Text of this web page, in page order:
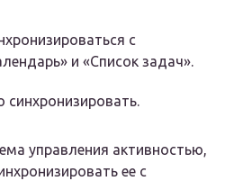
с
и «Список задач».
управления активностью,
ее с